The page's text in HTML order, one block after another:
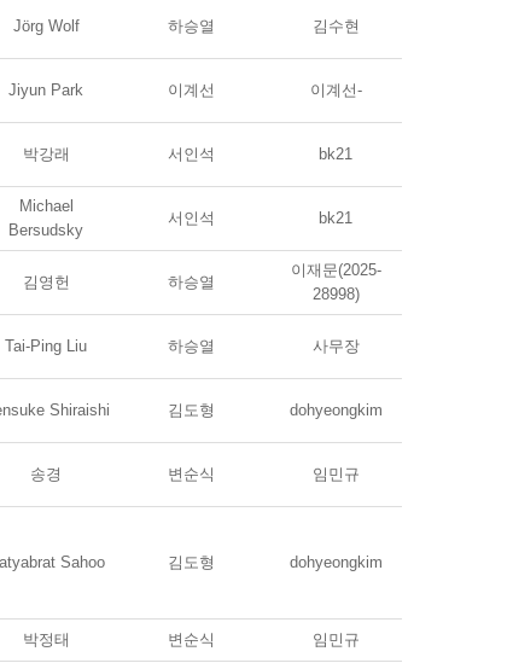
Jörg Wolf 하승열 김수현
Jiyun Park 이계선 이계선-
박강래 서인석 bk21
Michael
Bersudsky
서인석 bk21
김영헌 하승열
이재문(2025-
28998)
Tai-Ping Liu 하승열 사무장
Shiraishi 김도형 dohyeongkim
송경 변순식 임민규
Sahoo 김도형 dohyeongkim
박정태 변순식 임민규